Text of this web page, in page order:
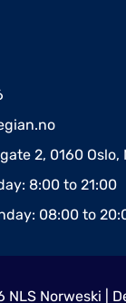
2, 0160 Oslo,
8:00 to 21:00
08:00 to
Norweski |